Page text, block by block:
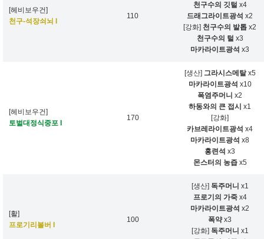
[헤비보우건]
천구-석장쇠뇌 I
110
천구수의 깃털 x4
드래그라이트광석 x2
[강화] 천구수의 발톱 x2
천구수의 털 x3
마카라이트광석 x3
[헤비보우건]
토벌대정식중포 I
170
[생산] 그라시스메탈x5
마카라이트광석 x10
폭염주머니 x2
하동와의 큰 접시 x1
[강화]
카브레라이트광석 x4
마카라이트광석 x8
홍련석 x3
몬스터의 농즙x5
[활]
프로기리볼버 I
100
[생산] 독주머니 x1
프로기의 가죽x4
마카라이트광석 x2
폭약x3
[강화] 독주머니 x1